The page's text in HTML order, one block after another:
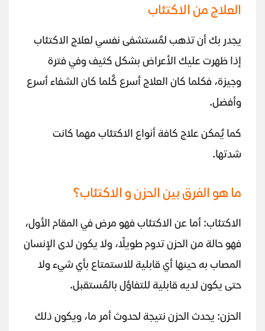
العلاج من الاكتئاب
يجدر بك أن تذهب لمُستشفى نفسي لعلاج الاكتئاب
إذا ظهرت عليك الأعراض بشكل كثيف وفي فترة
وجيزة، فكلما كان العلاج أسرع كُلما كان الشفاء أسرع
وأفضل.
كما يُمكن علاج كافة أنواع الاكتئاب مهما كانت
شدتها.
ما هو الفرق بين الحزن و الاكتئاب؟
الاكتئاب: أما عن الاكتئاب فهو مرض في المقام الأول،
فهو حالة من الحزن تدوم طويلًا، ولا يكون لدى الإنسان
المصاب به حينها أي قابلية للاستمتاع بأي شيء ولا
حتى يكون لديه قابلية للتفاؤل بالمُستقبل.
الحزن: يحدث الحزن نتيجة لحدوث أمر ما، ويكون ذلك